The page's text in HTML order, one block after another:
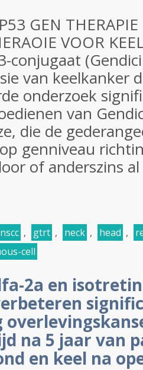
GEN
VOOR
conjugaat
van keelkanker
onderzoek
van
die de
genniveau
of anderszins
, gtrt , neck , head ,
cell
2a en
na 5 jaar van
en keel na